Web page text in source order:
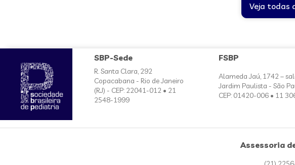
Veja todas
SBP-Sede
R. Santa Clara, 292
Copacabana - Rio de Janeiro
(RJ) - CEP: 22041-012 • 21
2548-1999
FSBP
Alameda Jaú, 1742 –
Jardim Paulista - São
CEP: 01420-006 • 11
Assessoria